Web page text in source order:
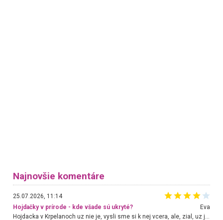
Najnovšie komentáre
25.07.2026, 11:14
Hojdačky v prírode - kde všade sú ukryté?
Eva